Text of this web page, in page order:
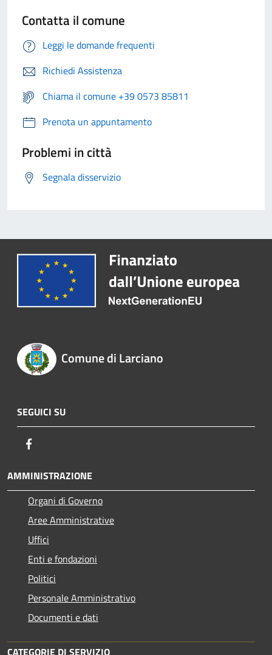
Contatta il comune
Leggi le domande frequenti
Richiedi Assistenza
Chiama il comune +39 0573 85811
Prenota un appuntamento
Problemi in città
Segnala disservizio
Comune di Larciano
SEGUICI SU
AMMINISTRAZIONE
Organi di Governo
Aree Amministrative
Uffici
Enti e fondazioni
Politici
Personale Amministrativo
Documenti e dati
CATEGORIE DI SERVIZIO